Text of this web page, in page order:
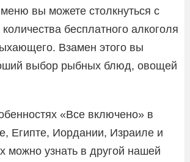
вы можете столкнуться с
бесплатного алкоголя
Взамен этого вы
выбор рыбных блюд, овощей
«Все включено» в
Египте, Иордании, Израиле и
можно узнать в другой нашей